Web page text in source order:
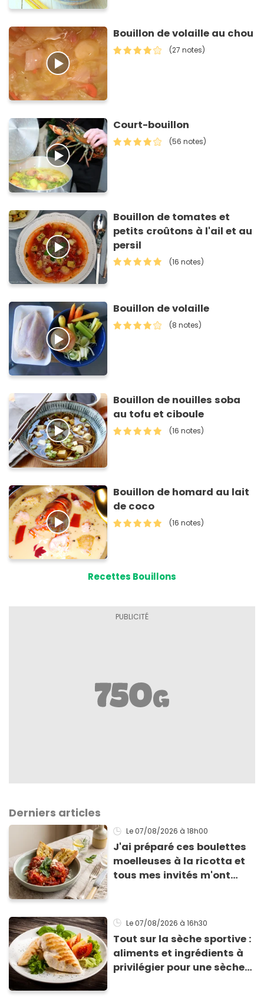
Bouillon de volaille au chou
(27 notes)
Court-bouillon
(56 notes)
Bouillon de tomates et
petits croûtons à l'ail et au
persil
(16 notes)
Bouillon de volaille
(8 notes)
Bouillon de nouilles soba
au tofu et ciboule
(16 notes)
Bouillon de homard au lait
de coco
(16 notes)
Recettes Bouillons
Derniers articles
Le 07/08/2026 à 18h00
J'ai préparé ces boulettes
moelleuses à la ricotta et
tous mes invités m'ont
Le 07/08/2026 à 16h30
Tout sur la sèche sportive :
aliments et ingrédients à
privilégier pour une sèche